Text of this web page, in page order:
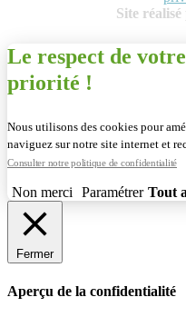
Site
Le respect de
priorité !
Nous utilisons des cookies pour
naviguez sur notre site internet et
Consulter notre politique de confidentialité
Non merci Paramétrer Tout
Fermer
Aperçu de la confidentialité